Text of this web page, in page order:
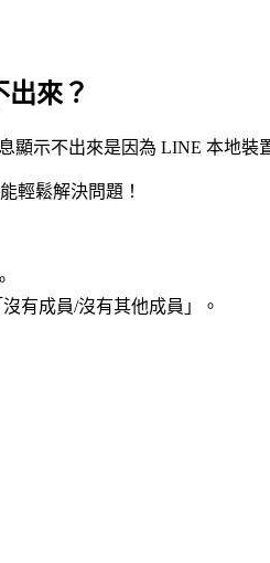
來？
示不出來是因為 LINE 本地裝
輕鬆解決問題！
有成員/沒有其他成員」。